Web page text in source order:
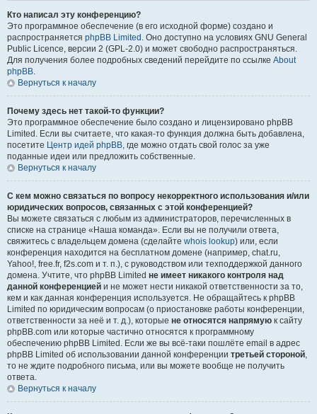
Кто написал эту конференцию?
Это программное обеспечение (в его исходной форме) создано и
распространяется phpBB Limited . Оно доступно на условиях GNU General
Public Licence, версии 2 (GPL-2.0) и может свободно распространяться.
Для получения более подробных сведений перейдите по ссылке About
phpBB.
Вернуться к началу
Почему здесь нет такой-то функции?
Это программное обеспечение было создано и лицензировано phpBB
Limited. Если вы считаете, что какая-то функция должна быть добавлена,
посетите Центр идей phpBB, где можно отдать свой голос за уже
поданные идеи или предложить собственные.
Вернуться к началу
С кем можно связаться по вопросу некорректного использования и/или
юридических вопросов, связанных с этой конференцией?
Вы можете связаться с любым из администраторов, перечисленных в
списке на странице «Наша команда». Если вы не получили ответа,
свяжитесь с владельцем домена (сделайте whois lookup) или, если
конференция находится на бесплатном домене (например, chat.ru,
Yahoo!, free.fr, f2s.com и т. п.), с руководством или техподдержкой данного
домена. Учтите, что phpBB Limited не имеет никакого контроля над
данной конференцией и не может нести никакой ответственности за то,
кем и как данная конференция используется. Не обращайтесь к phpBB
Limited по юридическим вопросам (о приостановке работы конференции,
ответственности за неё и т. д.), которые не относятся напрямую к сайту
phpBB.com или которые частично относятся к программному
обеспечению phpBB Limited. Если же вы всё-таки пошлёте email в адрес
phpBB Limited об использовании данной конференции третьей стороной,
то не ждите подробного письма, или вы можете вообще не получить
ответа.
Вернуться к началу